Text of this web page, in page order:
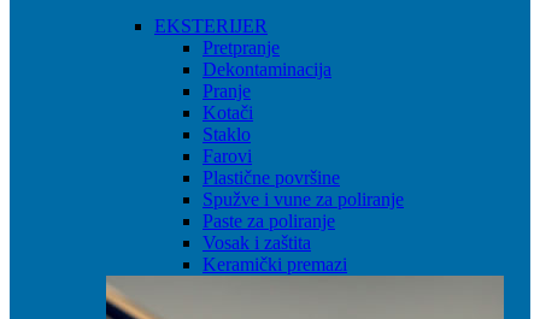
EKSTERIJER
Pretpranje
Dekontaminacija
Pranje
Kotači
Staklo
Farovi
Plastične površine
Spužve i vune za poliranje
Paste za poliranje
Vosak i zaštita
Keramički premazi